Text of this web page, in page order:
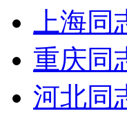
上海
重庆同
河北同